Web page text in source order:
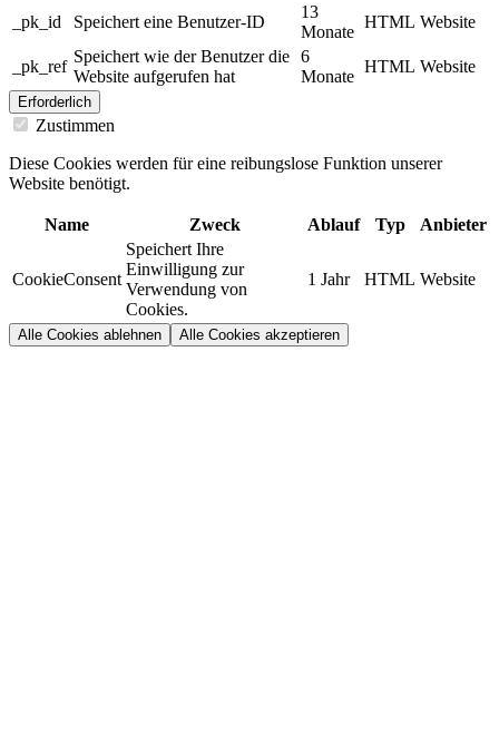
_pk_id Speichert eine Benutzer-ID
13
Monate
HTML Website
_pk_ref
Speichert wie der Benutzer die
Website aufgerufen hat
6
Monate
HTML Website
Erforderlich
Zustimmen
Diese Cookies werden für eine reibungslose Funktion unserer
Website benötigt.
Name Zweck Ablauf Typ Anbieter
CookieConsent
Speichert Ihre
Einwilligung zur
Verwendung von
Cookies.
1 Jahr HTML Website
Alle Cookies ablehnen Alle Cookies akzeptieren